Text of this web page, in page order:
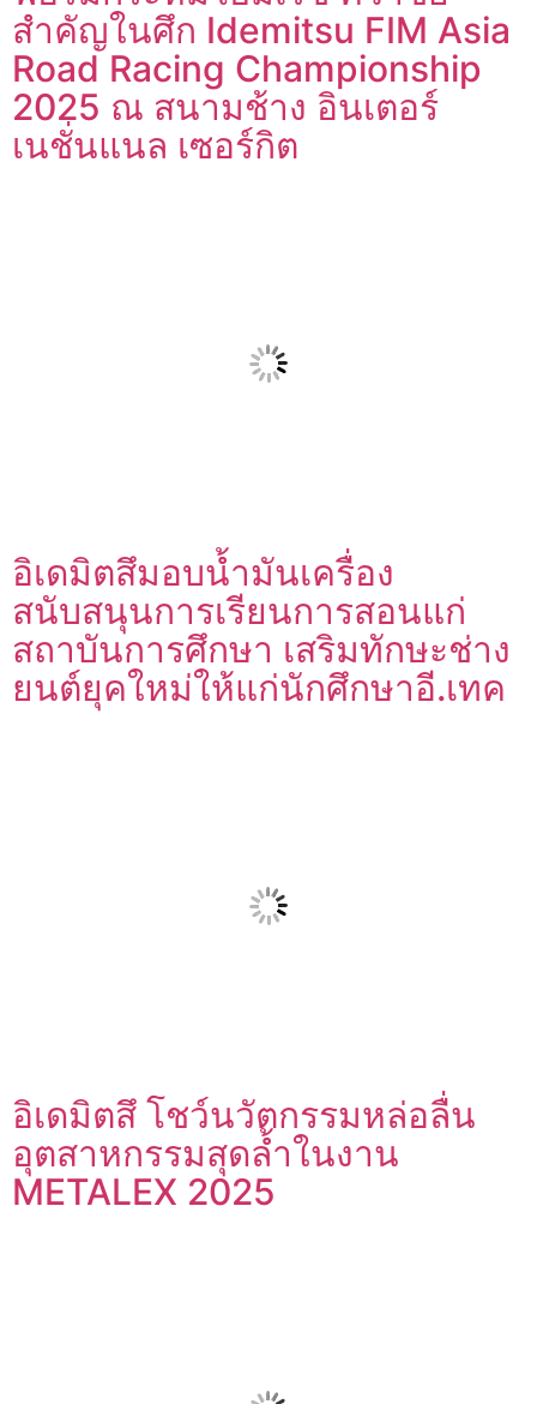
สำคัญในศึก Idemitsu FIM Asia
Road Racing Championship
2025 ณ สนามช้าง อินเตอร์
เนชั่นแนล เซอร์กิต
อิเดมิตสึมอบน้ำมันเครื่อง
สนับสนุนการเรียนการสอนแก่
สถาบันการศึกษา เสริมทักษะช่าง
ยนต์ยุคใหม่ให้แก่นักศึกษาอี.เทค
อิเดมิตสึ โชว์นวัตกรรมหล่อลื่น
อุตสาหกรรมสุดล้ำในงาน
METALEX 2025